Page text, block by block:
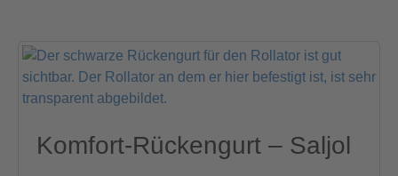
Komfort-Rückengurt – Saljol